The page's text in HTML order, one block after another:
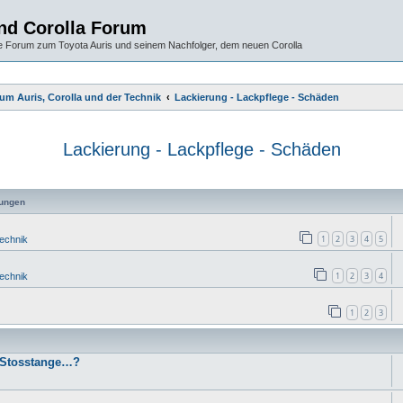
Corolla Forum
zum Toyota Auris und seinem Nachfolger, dem neuen Corolla
Auris, Corolla und der Technik
Lackierung - Lackpflege - Schäden
Lackierung - Lackpflege - Schäden
1 2 3 4 5
1 2 3 4
1 2 3